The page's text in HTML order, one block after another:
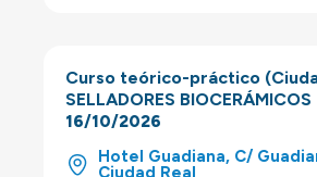
Curso teórico-práctico
SELLADORES BIOCERÁMICOS
16/10/2026
Hotel Guadiana, C/
Ciudad Real